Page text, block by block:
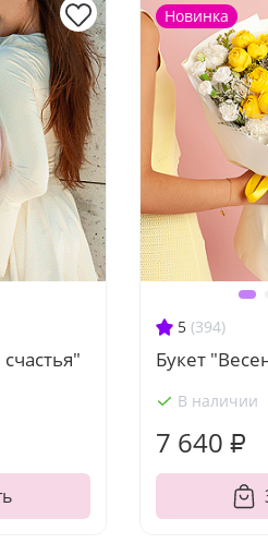
5 (394)
Букет
В наличии
7 640 ₽
Новинка